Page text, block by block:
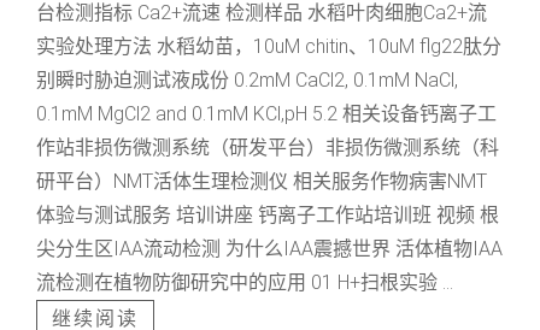
台检测指标 Ca2+流速 检测样品 水稻叶肉细胞Ca2+流
实验处理方法 水稻幼苗，10uM chitin、10uM flg22肽分
别瞬时胁迫测试液成份 0.2mM CaCl2, 0.1mM NaCl,
0.1mM MgCl2 and 0.1mM KCl,pH 5.2 相关设备钙离子工
作站非损伤微测系统（研发平台）非损伤微测系统（科
研平台）NMT活体生理检测仪 相关服务作物病害NMT
体验与测试服务 培训讲座 钙离子工作站培训班 视频 根
尖分生区IAA流动检测 为什么IAA震撼世界 活体植物IAA
流检测在植物防御研究中的应用 01 H+扫根实验 ...
继续阅读